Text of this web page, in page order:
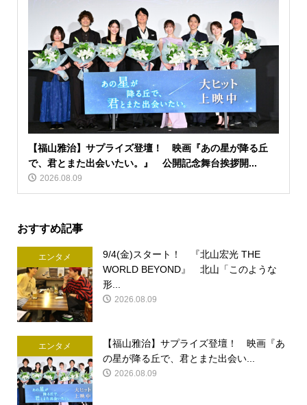
【福山雅治】サプライズ登壇！ 映画『あの星が降る丘
で、君とまた出会いたい。』 公開記念舞台挨拶開...
2026.08.09
おすすめ記事
エンタメ
9/4(金)スタート！ 『北山宏光 THE
WORLD BEYOND』 北山「このような
形...
2026.08.09
エンタメ
【福山雅治】サプライズ登壇！ 映画『あ
の星が降る丘で、君とまた出会い...
2026.08.09